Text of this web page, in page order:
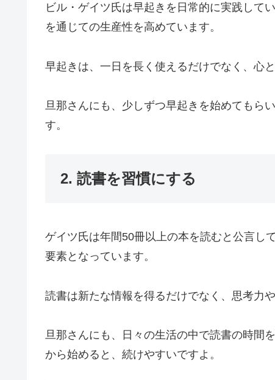
ビル・ゲイツ氏は早起きを日常的に実践して
を通じての生産性を高めています。
早起きは、一日を長く使えるだけでなく、心
旦那さんにも、少しずつ早起きを始めてもら
す。
2. 読書を習慣にする
ゲイツ氏は年間50冊以上の本を読むと公言し
要素となっています。
読書は新たな情報を得るだけでなく、思考力
旦那さんにも、日々の生活の中で読書の時間
から始めると、続けやすいですよ。